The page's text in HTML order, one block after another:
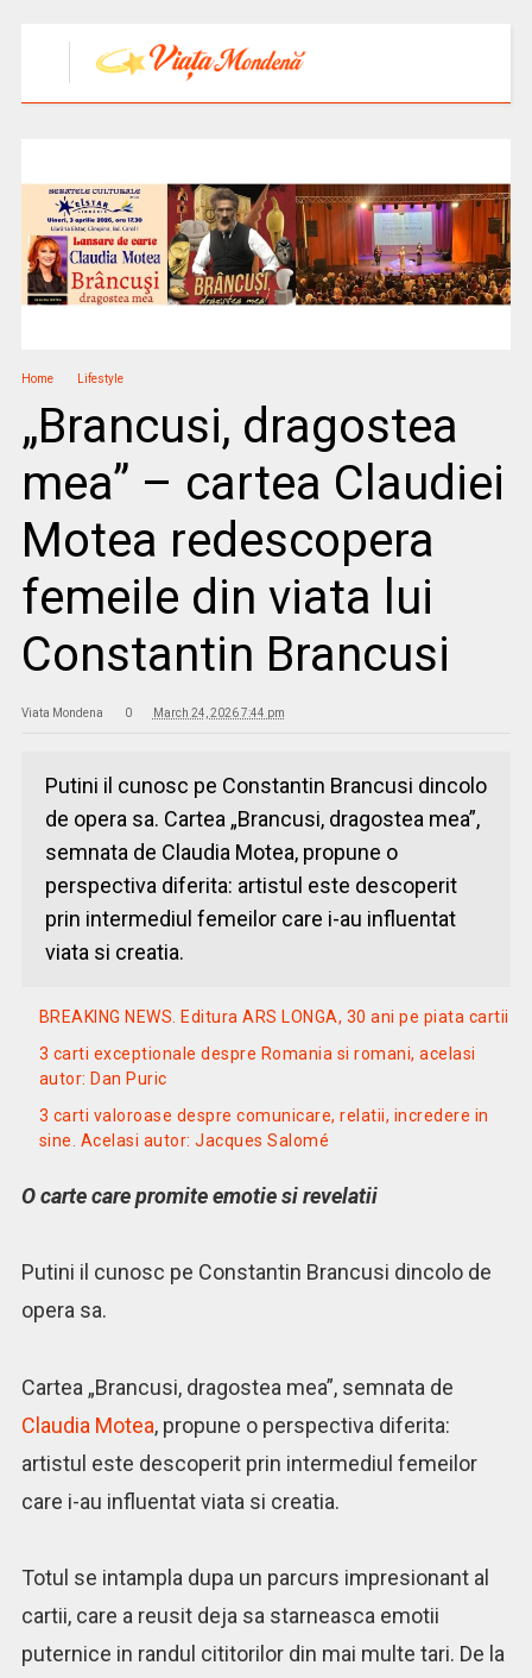
Home Lifestyle
„Brancusi, dragostea
mea” – cartea Claudiei
Motea redescopera
femeile din viata lui
Constantin Brancusi
Viata Mondena 0 March 24, 2026 7:44 pm
Putini il cunosc pe Constantin Brancusi dincolo
de opera sa. Cartea „Brancusi, dragostea mea”,
semnata de Claudia Motea, propune o
perspectiva diferita: artistul este descoperit
prin intermediul femeilor care i-au influentat
viata si creatia.
BREAKING NEWS. Editura ARS LONGA, 30 ani pe piata cartii
3 carti exceptionale despre Romania si romani, acelasi
autor: Dan Puric
3 carti valoroase despre comunicare, relatii, incredere in
sine. Acelasi autor: Jacques Salomé
O carte care promite emotie si revelatii
Putini il cunosc pe Constantin Brancusi dincolo de
opera sa.
Cartea „Brancusi, dragostea mea”, semnata de
Claudia Motea, propune o perspectiva diferita:
artistul este descoperit prin intermediul femeilor
care i-au influentat viata si creatia.
Totul se intampla dupa un parcurs impresionant al
cartii, care a reusit deja sa starneasca emotii
puternice in randul cititorilor din mai multe tari. De la